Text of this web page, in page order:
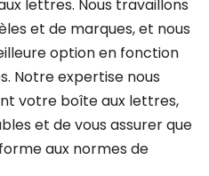
lettres. Nous travaillons
et de marques, et nous
option en fonction
Notre expertise nous
votre boîte aux lettres,
et de vous assurer que
aux normes de